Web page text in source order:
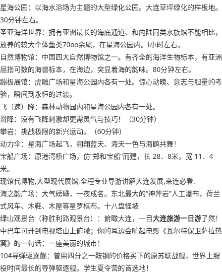
星海公园：以海水浴场为主题的大型绿化公园。大连草坪绿化的样板地。
30分钟左右。
圣亚海洋世界：拥有亚洲最长的海底通道、和内陆同类水族馆不能相比，
放养的较大个体鱼类70oo余尾，在星海公园内。l小时左右。
自然博物馆：中国四大自然博物馆之一。有齐全的海洋生物标本，有亚洲
屈指可数的海兽标本，在海边，突显着海的韵味。80分钟左右。
蹦极展馆：虎雕广场和星海公园内各有一处。惊心动魄、意志与胆量的考
验，瞬间到永恒的过渡。
飞（速）降：森林动物园内和星海公园内各有一处。
滑降：没有飞降刺激却更需灵气与技巧！（30分钟）
攀岩：挑战极限的新兴运动。（60分钟）
动力伞：星海广场起飞，翱翔蓝天、海天一色与海鸥共舞！
宝船广场：原港湾桥广场，仿“郑和宝船”而建，长 28．8米，宽 11．4
米。
现馆代博物,大型现代展馆,全程专业导游讲解大连发展,来连必看.
海之韵广场：大气磅礴，一夜成名。东北最大的“神斧岩”人工瀑布，荷兰
式风车、木鞋、木屋等星罗棋布。十八盘怪坡
绿山观景台（称胜利路观景台）：俯瞰大连，一目大连旅游一日游了然！
中巴车可开到电视塔山上俯瞰；你的耳边会响起电影《瓦尔特保卫萨拉热
窝》的一句话：一座美丽的城市！
104导弹驱逐舰：曾用四分之一鞍钢的价格买下的原苏联战舰，世界上服
役时间最长的导弹驱逐舰。学生夏令营的首选地！